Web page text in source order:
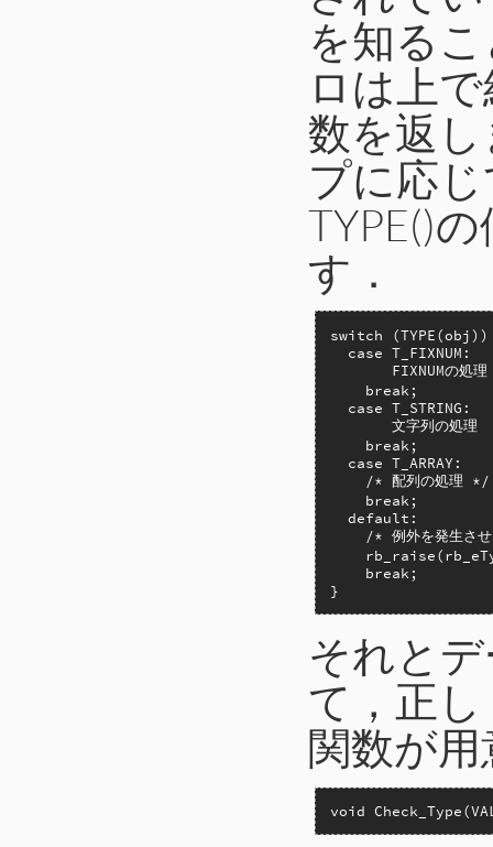
を知る
ロは上
数を返
プに応
TYPE()
す．
switch
  case T_FIXNUM:
FIXNUMの
    break;
  case T_STRING:
文字列の処
    break;
  case T_ARRAY:
    /* 配列の処理 */
    break;
  default:
/* 例外を発生さ
    break;
}
それと
て，正
関数が
void